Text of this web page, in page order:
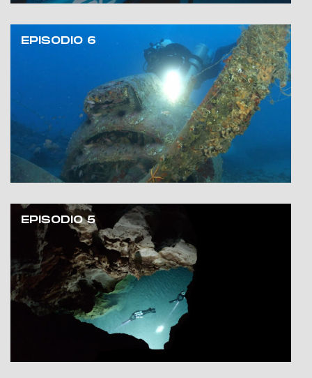
EPISODIO 6
EPISODIO 5